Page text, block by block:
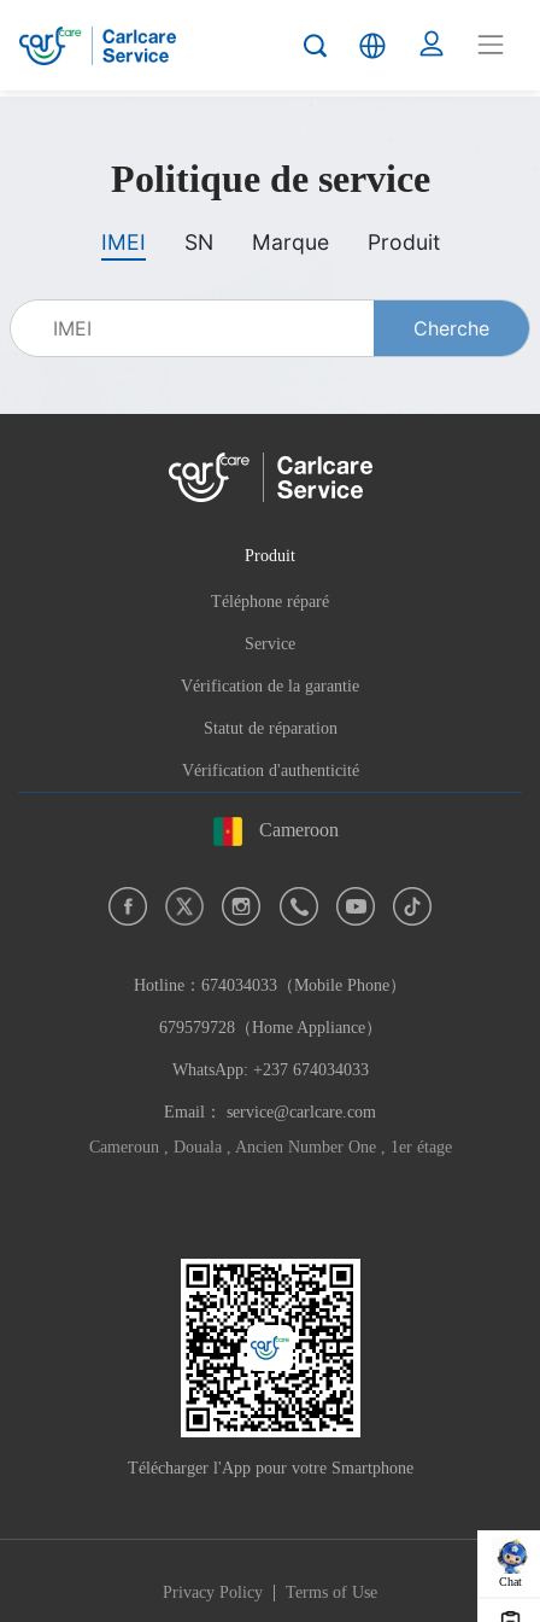
carlcare
service
policy
Politique de service
IMEI SN Marque Produit
Cherche
Chat
Produit
Téléphone réparé
Service
Vérification de la garantie
Statut de réparation
Vérification d'authenticité
Cameroon
Hotline： 674034033（Mobile Phone）
679579728（Home Appliance）
WhatsApp: +237 674034033
Email： service@carlcare.com
Cameroun , Douala , Ancien Number One , 1er étage
Télécharger l'App pour votre Smartphone
Privacy Policy
Terms of Use